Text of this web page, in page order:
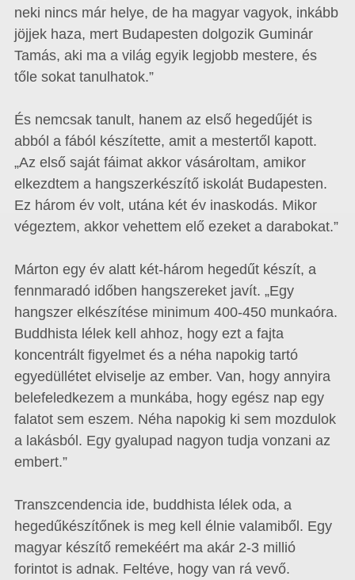
neki nincs már helye, de ha magyar vagyok, inkább
jöjjek haza, mert Budapesten dolgozik Guminár
Tamás, aki ma a világ egyik legjobb mestere, és
tőle sokat tanulhatok.”
És nemcsak tanult, hanem az első hegedűjét is
abból a fából készítette, amit a mestertől kapott.
„Az első saját fáimat akkor vásároltam, amikor
elkezdtem a hangszerkészítő iskolát Budapesten.
Ez három év volt, utána két év inaskodás. Mikor
végeztem, akkor vehettem elő ezeket a darabokat.”
Márton egy év alatt két-három hegedűt készít, a
fennmaradó időben hangszereket javít. „Egy
hangszer elkészítése minimum 400-450 munkaóra.
Buddhista lélek kell ahhoz, hogy ezt a fajta
koncentrált figyelmet és a néha napokig tartó
egyedüllétet elviselje az ember. Van, hogy annyira
belefeledkezem a munkába, hogy egész nap egy
falatot sem eszem. Néha napokig ki sem mozdulok
a lakásból. Egy gyalupad nagyon tudja vonzani az
embert.”
Transzcendencia ide, buddhista lélek oda, a
hegedűkészítőnek is meg kell élnie valamiből. Egy
magyar készítő remekéért ma akár 2-3 millió
forintot is adnak. Feltéve, hogy van rá vevő.